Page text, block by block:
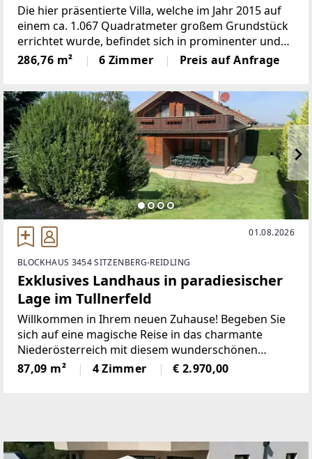
Die hier präsentierte Villa, welche im Jahr 2015 auf
einem ca. 1.067 Quadratmeter großem Grundstück
errichtet wurde, befindet sich in prominenter und
ruhiger Lage in unmittelbarer Nachbarschaft zu
Parndorf an einem See. Das Haus ist sehr hell und
286,76 m² 6 Zimmer Preis auf Anfrage
01.08.2026
BLOCKHAUS 3454 SITZENBERG-REIDLING
Exklusives Landhaus in paradiesischer
Lage im Tullnerfeld
Willkommen in Ihrem neuen Zuhause! Begeben Sie
sich auf eine magische Reise in das charmante
Niederösterreich mit diesem wunderschönen
Landhaus im Tullnerfeld. Das Anwesen bietet Ihnen
eine Fläche von 87.09m² und verfügt über 4 Zimmer,
87,09 m² 4 Zimmer € 2.970,00